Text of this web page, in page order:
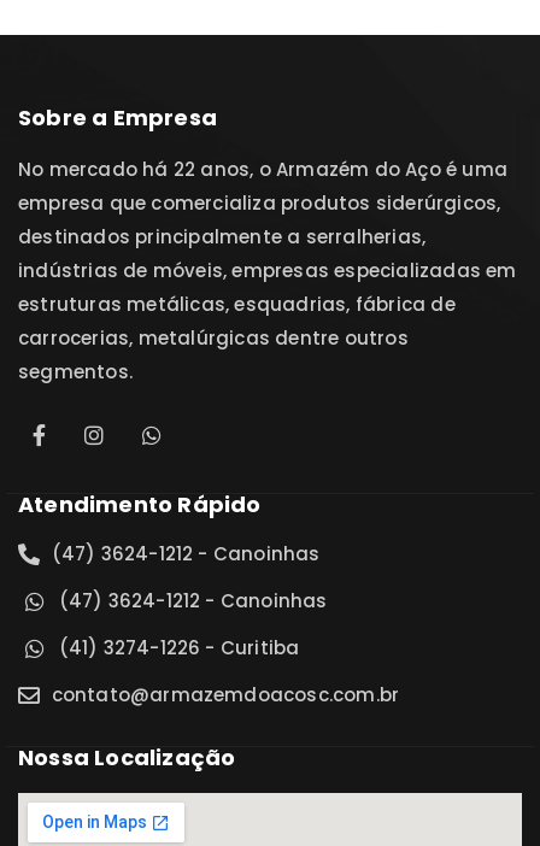
Sobre a Empresa
No mercado há 22 anos, o Armazém do Aço é uma
empresa que comercializa produtos siderúrgicos,
destinados principalmente a serralherias,
indústrias de móveis, empresas especializadas em
estruturas metálicas, esquadrias, fábrica de
carrocerias, metalúrgicas dentre outros
segmentos.
Atendimento Rápido
(47) 3624-1212 - Canoinhas
(47) 3624-1212 - Canoinhas
(41) 3274-1226 - Curitiba
contato@armazemdoacosc.com.br
Nossa Localização